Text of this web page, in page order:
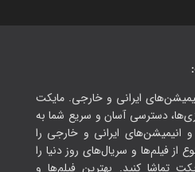
ایرانی و خارجی. مایکت
دسترسی آسان و سریع شما به
انیمیشن‌های ایرانی و خارجی را
از فیلم‌ها و سریال‌های روز دنیا را
تماشا کنید. بهترین فیلم‌ها و